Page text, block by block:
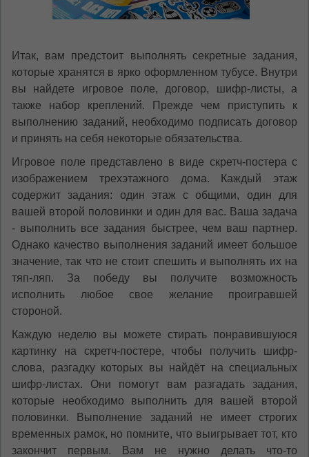
Итак, вам предстоит выполнять секретные задания,
которые хранятся в ярко оформленном тубусе. Внутри
вы найдете игровое поле, договор, шифр-листы, а
также набор креплений. Прежде чем приступить к
выполнению заданий, необходимо подписать договор
и принять на себя некоторые обязательства.
Игровое поле представлено в виде скретч-постера с
изображением трехэтажного дома. Каждый этаж
содержит задания: один этаж с общими, один для
вашей второй половинки и один для вас. Ваша задача
- выполнить все задания быстрее, чем ваш партнер.
Однако качество выполнения заданий имеет большое
значение, так что не стоит спешить и выполнять их на
тяп-ляп. За победу вы получите возможность
исполнить любое свое желание проигравшей
стороной.
Каждую неделю вы можете стирать понравившуюся
картинку на скретч-постере, чтобы получить шифр-
слова, разгадку которых вы найдёт на специальных
шифр-листах. Они помогут вам разгадать задания,
которые необходимо выполнить для вашей второй
половинки. Выполнение заданий не имеет строгих
временных рамок, но помните, что выигрывает тот, кто
закончит первым. Вам не нужно делать что-то